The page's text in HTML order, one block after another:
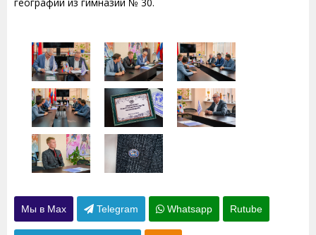
географии из гимназии № 30.
Мы в Max Telegram Whatsapp Rutube